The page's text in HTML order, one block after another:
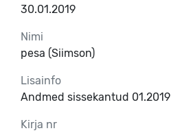
30.01.2019
Nimi
pesa (Siimson)
Lisainfo
Andmed sissekantud 01.2019
Kirja nr